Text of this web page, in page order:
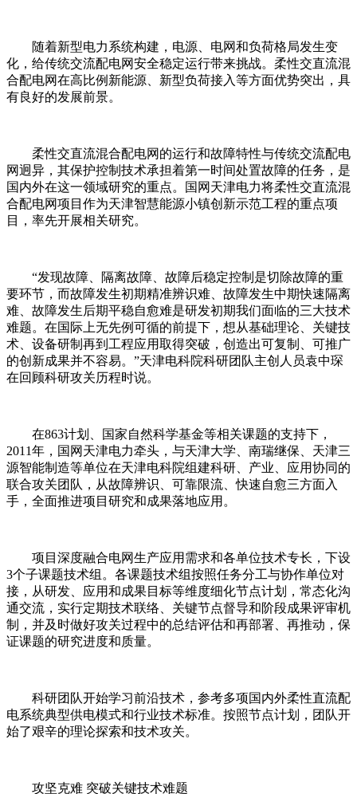
随着新型电力系统构建，电源、电网和负荷格局发生变
化，给传统交流配电网安全稳定运行带来挑战。柔性交直流混
合配电网在高比例新能源、新型负荷接入等方面优势突出，具
有良好的发展前景。
柔性交直流混合配电网的运行和故障特性与传统交流配电
网迥异，其保护控制技术承担着第一时间处置故障的任务，是
国内外在这一领域研究的重点。国网天津电力将柔性交直流混
合配电网项目作为天津智慧能源小镇创新示范工程的重点项
目，率先开展相关研究。
“发现故障、隔离故障、故障后稳定控制是切除故障的重
要环节，而故障发生初期精准辨识难、故障发生中期快速隔离
难、故障发生后期平稳自愈难是研发初期我们面临的三大技术
难题。在国际上无先例可循的前提下，想从基础理论、关键技
术、设备研制再到工程应用取得突破，创造出可复制、可推广
的创新成果并不容易。”天津电科院科研团队主创人员袁中琛
在回顾科研攻关历程时说。
在863计划、国家自然科学基金等相关课题的支持下，
2011年，国网天津电力牵头，与天津大学、南瑞继保、天津三
源智能制造等单位在天津电科院组建科研、产业、应用协同的
联合攻关团队，从故障辨识、可靠限流、快速自愈三方面入
手，全面推进项目研究和成果落地应用。
项目深度融合电网生产应用需求和各单位技术专长，下设
3个子课题技术组。各课题技术组按照任务分工与协作单位对
接，从研发、应用和成果目标等维度细化节点计划，常态化沟
通交流，实行定期技术联络、关键节点督导和阶段成果评审机
制，并及时做好攻关过程中的总结评估和再部署、再推动，保
证课题的研究进度和质量。
科研团队开始学习前沿技术，参考多项国内外柔性直流配
电系统典型供电模式和行业技术标准。按照节点计划，团队开
始了艰辛的理论探索和技术攻关。
攻坚克难 突破关键技术难题